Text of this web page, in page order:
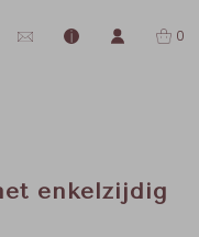
0
enkelzijdig